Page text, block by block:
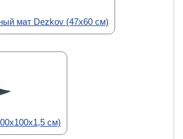
мат Dezkov (47х60 см)
см)